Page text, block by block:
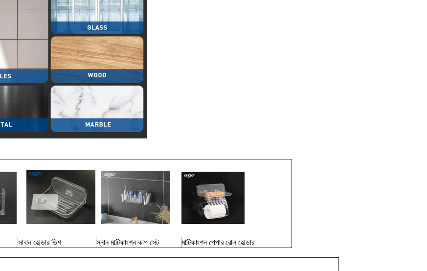
সাবান হোল্ডার ডিশ স্নান মাল্টিফাংশন কাপ সেট মাল্টিফাংশন পেপার রোল হোল্ডার